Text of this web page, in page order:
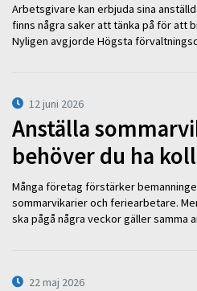
Arbetsgivare kan erbjuda sina
finns några saker att tänka på för att
Nyligen avgjorde Högsta
12 juni 2026
Anställa
behöver du ha
Många företag förstärker
sommarvikarier och feriearbetare.
ska pågå några veckor gäller
22 maj 2026